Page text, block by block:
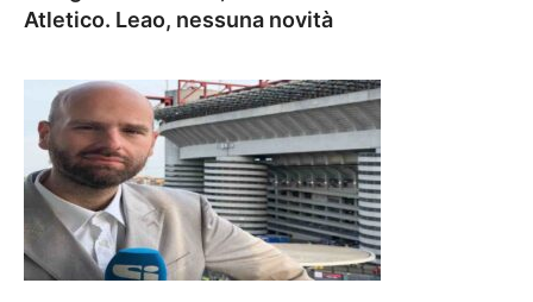
Atletico. Leao, nessuna novità